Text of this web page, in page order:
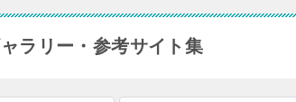
ラリー・参考サイト集